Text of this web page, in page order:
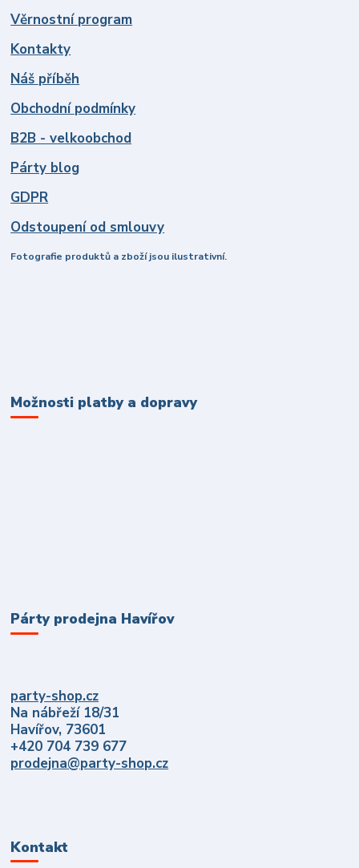
Věrnostní program
Kontakty
Náš příběh
Obchodní podmínky
B2B - velkoobchod
Párty blog
GDPR
Odstoupení od smlouvy
Fotografie produktů a zboží jsou ilustrativní.
Možnosti platby a dopravy
Párty prodejna Havířov
party-shop.cz
Na nábřeží 18/31
Havířov, 73601
+420 704 739 677
prodejna@party-shop.cz
Kontakt